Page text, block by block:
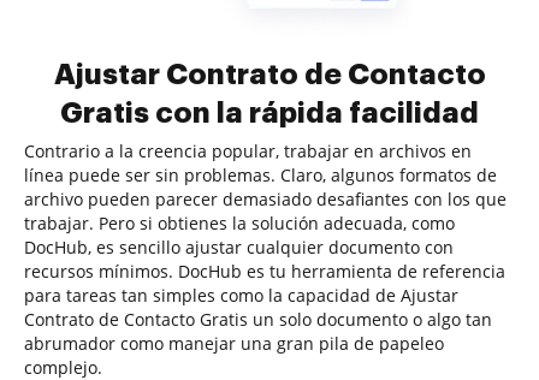
Ajustar Contrato de Contacto
Gratis con la rápida facilidad
Contrario a la creencia popular, trabajar en archivos en
línea puede ser sin problemas. Claro, algunos formatos de
archivo pueden parecer demasiado desafiantes con los que
trabajar. Pero si obtienes la solución adecuada, como
DocHub, es sencillo ajustar cualquier documento con
recursos mínimos. DocHub es tu herramienta de referencia
para tareas tan simples como la capacidad de Ajustar
Contrato de Contacto Gratis un solo documento o algo tan
abrumador como manejar una gran pila de papeleo
complejo.